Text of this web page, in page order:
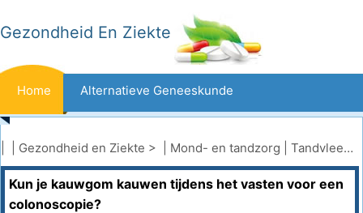
Gezondheid En Ziekte
Home Alternatieve Geneeskunde
Beten En Steken Kanker
Aandoeningen En Behandelingen Mond- En Tandzorg
Gezondheid en Ziekte > | Mond- en tandzorg Tandvleesaandoeningen
Kun je kauwgom kauwen tijdens het vasten voor een
colonoscopie?